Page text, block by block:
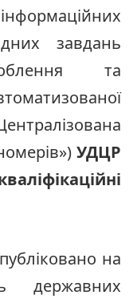
завдань
та
УДЦР
на
державних